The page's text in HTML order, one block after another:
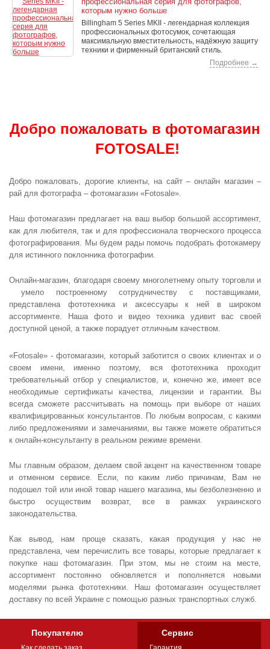
которым нужно больше
Billingham 5 Series MKII - легендарная коллекция
профессиональных фотосумок, сочетающая
максимальную вместительность, надёжную защиту
техники и фирменный британский стиль.
Подробнее →
Добро пожаловать в фотомагазин
FOTOSALE!
Добро пожаловать, дорогие клиенты, на сайт – онлайн магазин –
рай для фотографа – фотомагазин «Fotosale».
Наш фотомагазин предлагает на ваш выбор большой ассортимент,
как для любителя, так и для профессионала творческого процесса
фотографирования. Мы будем рады помочь подобрать фотокамеру
для истинного поклонника фотографии.
Онлайн-магазин, благодаря своему многолетнему опыту торговли и
умело построенному сотрудничеству с поставщиками,
представлена фототехника и аксессуары к ней в широком
ассортименте. Наша фото и видео техника удивит вас своей
доступной ценой, а также порадует отличным качеством.
«Fotosale» - фотомагазин, который заботится о своих клиентах и о
своем имени, именно поэтому, вся фототехника проходит
требовательный отбор у специалистов, и, конечно же, имеет все
необходимые сертификаты качества, лицензии и гарантии. Вы
всегда сможете рассчитывать на помощь при выборе от наших
квалифицированных консультантов. По любым вопросам, с какими
либо предложениями и замечаниями, вы также можете обратиться
к онлайн-консультанту в реальном режиме времени.
Мы главным образом, делаем свой акцент на качественном товаре
и отменном сервисе. Если, по каким либо причинам, Вам не
подошел той или иной товар нашего магазина, мы безболезненно и
быстро осуществим возврат, все в рамках украинского
законодательства.
Как вывод, нам проще сказать, какая продукция у нас не
представлена, чем перечислить все товары, которые предлагает к
покупке наш фотомагазин. При этом, мы не стоим на месте,
ассортимент постоянно обновляется и пополняется новыми
моделями рынка фототехники. Наш фотомагазин осуществляет
доставку по всей Украине с помощью разных транспортных служб.
Покупателю Сервис